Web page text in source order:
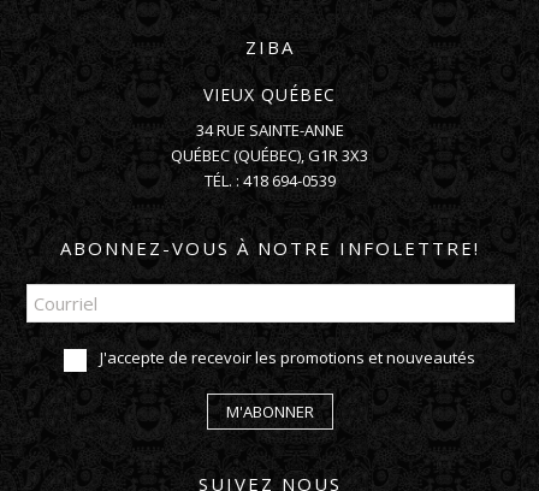
ZIBA
VIEUX QUÉBEC
34 RUE SAINTE-ANNE
QUÉBEC(QUÉBEC),G1R 3X3
TÉL. : 418 694-0539
ABONNEZ-VOUS À NOTRE INFOLETTRE!
J'accepte de recevoir les promotions et nouveautés
M'ABONNER
SUIVEZ NOUS